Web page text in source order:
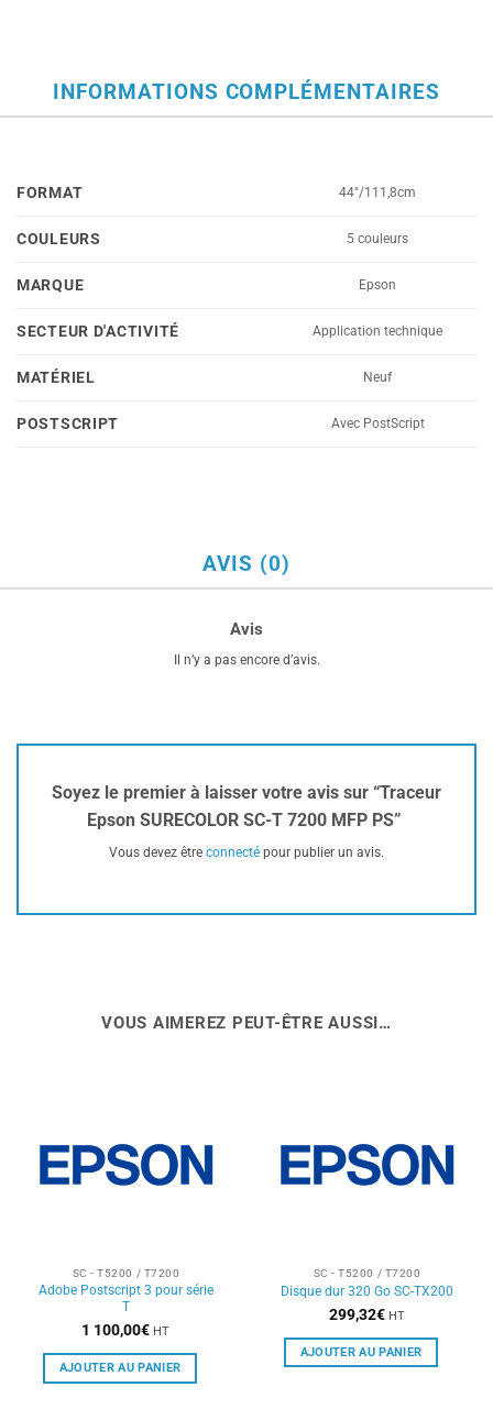
INFORMATIONS COMPLÉMENTAIRES
FORMAT 44"/111,8cm
COULEURS 5 couleurs
MARQUE Epson
SECTEUR D'ACTIVITÉ Application technique
MATÉRIEL Neuf
POSTSCRIPT Avec PostScript
AVIS (0)
Avis
Il n’y a pas encore d’avis.
Soyez le premier à laisser votre avis sur “Traceur
Epson SURECOLOR SC-T 7200 MFP PS”
Vous devez être connecté pour publier un avis.
VOUS AIMEREZ PEUT-ÊTRE AUSSI…
SC - T5200 / T7200
Adobe Postscript 3 pour série
T
1 100,00€ HT
AJOUTER AU PANIER
SC - T5200 / T7200
Disque dur 320 Go SC-TX200
299,32€ HT
AJOUTER AU PANIER